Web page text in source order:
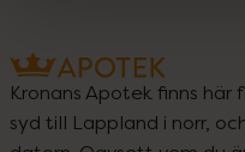
Kronans Apotek finns här
syd till Lappland i norr,